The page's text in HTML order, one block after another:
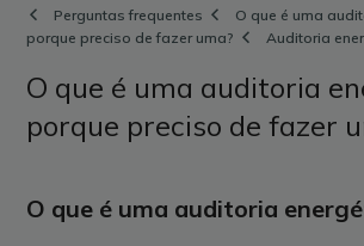
Perguntas frequentes
O que é uma
porque preciso de fazer uma?
Auditoria
O que é uma auditoria
porque preciso de fazer
O que é uma auditoria